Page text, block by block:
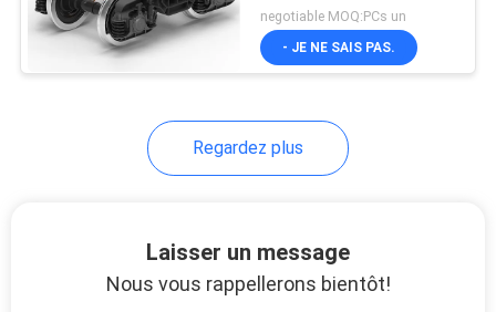
stationnalité verticale
negotiable MOQ:PCs un
- JE NE SAIS PAS.
Regardez plus
Laisser un message
Nous vous rappellerons bientôt!